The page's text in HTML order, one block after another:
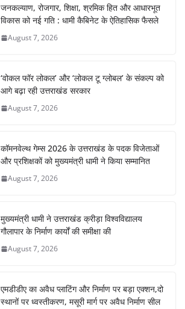
जनकल्याण, रोजगार, शिक्षा, श्रमिक हित और आधारभूत
विकास को नई गति : धामी कैबिनेट के ऐतिहासिक फैसले
August 7, 2026
‘वोकल फॉर लोकल’ और ‘लोकल टू ग्लोबल’ के संकल्प को
आगे बढ़ा रही उत्तराखंड सरकार
August 7, 2026
कॉमनवेल्थ गेम्स 2026 के उत्तराखंड के पदक विजेताओं
और प्रशिक्षकों को मुख्यमंत्री धामी ने किया सम्मानित
August 7, 2026
मुख्यमंत्री धामी ने उत्तराखंड क्रीड़ा विश्वविद्यालय
गौलापार के निर्माण कार्यों की समीक्षा की
August 7, 2026
एमडीडीए का अवैध प्लाटिंग और निर्माण पर बड़ा एक्शन,दो
स्थानों पर ध्वस्तीकरण, मसूरी मार्ग पर अवैध निर्माण सील